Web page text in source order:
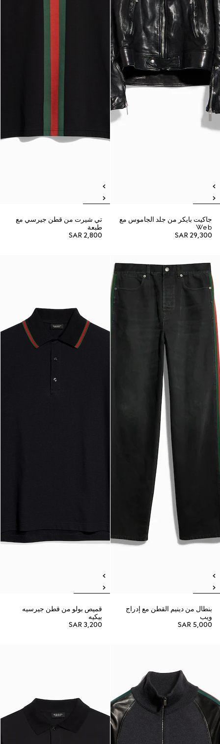
جاكيت بايكر من جلد الجاموس مع
Web
SAR 29,300
تي شيرت من قطن جيرسي مع
طبعة
SAR 2,800
بنطال من دينيم القطن مع إدراج
ويب
SAR 5,000
قميص بولو من قطن جيرسيه
بيكيه
SAR 3,200